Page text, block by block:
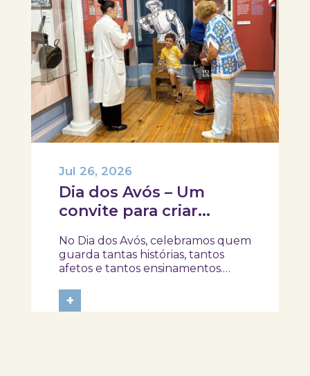
Dia dos Avós – Um
convite para criar
Jul 26, 2026
No Dia dos Avós, celebramos quem
guarda tantas histórias, tantos
afetos e tantos ensinamentos.
acontece ao domingo, queremos
prolongar a celebração e convidar
+